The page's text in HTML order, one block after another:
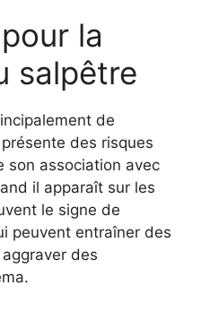
la
salpêtre
de
des risques
son association avec
il apparaît sur les
le signe de
peuvent entraîner des
des